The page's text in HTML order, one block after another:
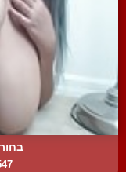
3547